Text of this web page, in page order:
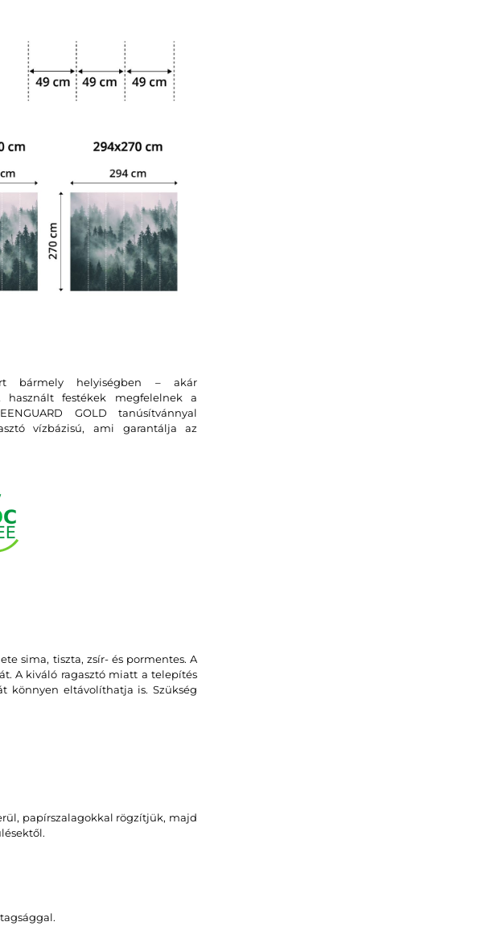
bármely helyiségben – akár
használt festékek megfelelnek a
GOLD tanúsítvánnyal
vízbázisú, ami garantálja az
sima, tiszta, zsír- és pormentes. A
A kiváló ragasztó miatt a telepítés
könnyen eltávolíthatja is. Szükség
papírszalagokkal rögzítjük, majd